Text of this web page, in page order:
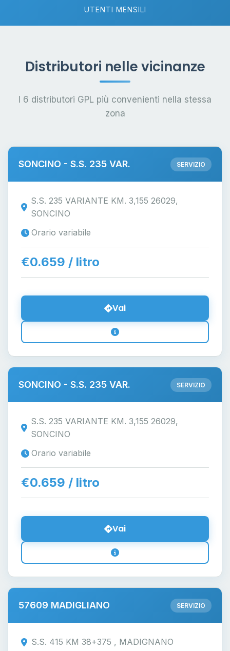
UTENTI MENSILI
Distributori nelle vicinanze
I 6 distributori GPL più convenienti nella stessa
zona
SONCINO - S.S. 235 VAR. SERVIZIO
S.S. 235 VARIANTE KM. 3,155 26029,
SONCINO
Orario variabile
€0.659 / litro
Vai
SONCINO - S.S. 235 VAR. SERVIZIO
S.S. 235 VARIANTE KM. 3,155 26029,
SONCINO
Orario variabile
€0.659 / litro
Vai
57609 MADIGLIANO SERVIZIO
S.S. 415 KM 38+375 , MADIGNANO